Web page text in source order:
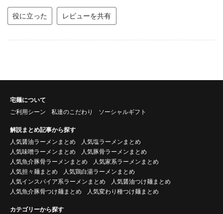
役に立った レビューを共有
宅麺について
ご利用シーン
私達のこだわり ソーシャルギフト
解説まとめ記事から探す
人気醤油ラーメンまとめ
人気塩ラーメンまとめ
人気味噌ラーメンまとめ
人気豚骨ラーメンまとめ
人気魚介豚骨ラーメンまとめ
人気家系ラーメンまとめ
人気担々麺まとめ
人気鶏白湯ラーメンまとめ
人気インスパイア系ラーメンまとめ
人気醤油つけ麺まとめ
人気魚介豚骨つけ麺まとめ
人気変わり種つけ麺まとめ
カテゴリーから探す